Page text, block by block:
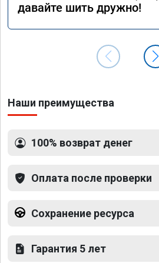
давайте шить дружно!
Наши преимущества
100% возврат денег
Оплата после проверки
Сохранение ресурса
Гарантия 5 лет